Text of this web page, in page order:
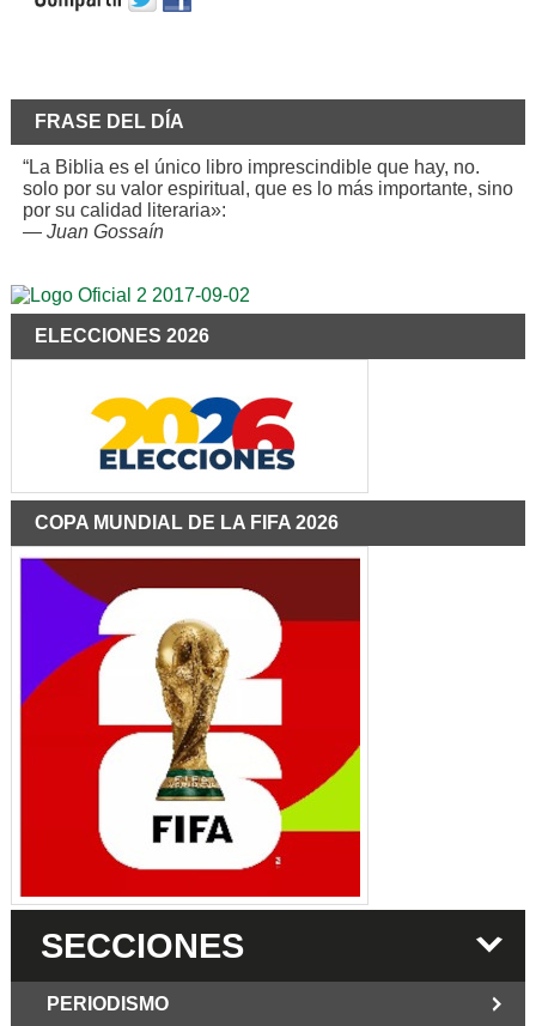
FRASE DEL DÍA
“La Biblia es el único libro imprescindible que hay, no.
solo por su valor espiritual, que es lo más importante, sino
por su calidad literaria»:
— Juan Gossaín
ELECCIONES 2026
COPA MUNDIAL DE LA FIFA 2026
SECCIONES
PERIODISMO